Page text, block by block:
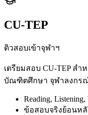
CU-TEP
ติวสอบเข้าจุฬาฯ
เตรียมสอบ CU-TEP ส
บัณฑิตศึกษา จุฬาลงกร
Reading,
ข้อสอบจริงย้อนหลั